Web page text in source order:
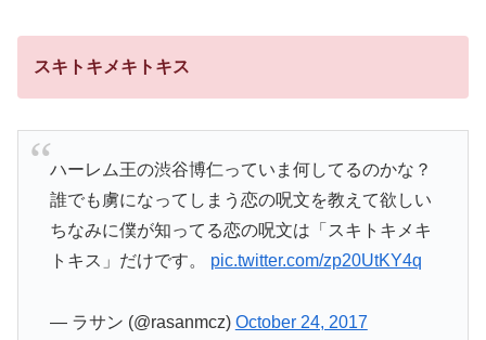
スキトキメキトキス
ハーレム王の渋谷博仁っていま何してるのかな？
誰でも虜になってしまう恋の呪文を教えて欲しい
ちなみに僕が知ってる恋の呪文は「スキトキメキ
トキス」だけです。 pic.twitter.com/zp20UtKY4q
— ラサン (@rasanmcz) October 24, 2017